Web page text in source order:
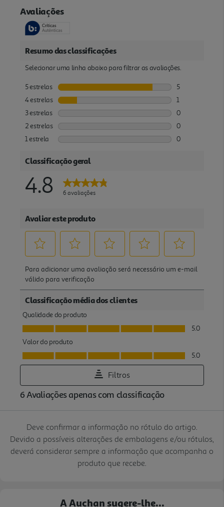
Deve confirmar a informação no rótulo do artigo.
Devido a possíveis alterações de embalagens e/ou rótulos,
deverá considerar sempre a informação que acompanha o
produto que recebe.
A Auchan sugere-lhe...